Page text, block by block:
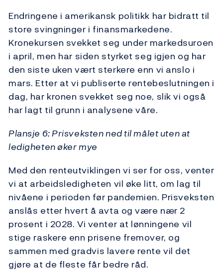
Endringene i amerikansk politikk har bidratt til
store svingninger i finansmarkedene.
Kronekursen svekket seg under markedsuroen
i april, men har siden styrket seg igjen og har
den siste uken vært sterkere enn vi anslo i
mars. Etter at vi publiserte rentebeslutningen i
dag, har kronen svekket seg noe, slik vi også
har lagt til grunn i analysene våre.
Plansje 6: Prisveksten ned til målet uten at
ledigheten øker mye
Med den renteutviklingen vi ser for oss, venter
vi at arbeidsledigheten vil øke litt, om lag til
nivåene i perioden før pandemien. Prisveksten
anslås etter hvert å avta og være nær 2
prosent i 2028. Vi venter at lønningene vil
stige raskere enn prisene fremover, og
sammen med gradvis lavere rente vil det
gjøre at de fleste får bedre råd.